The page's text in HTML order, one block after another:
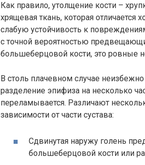
Как правило, утолщение кости –
хрящевая ткань, которая
слабую устойчивость к
с точной вероятностью
большеберцовой кости, это ровные
В столь плачевном случае
разделение эпифиза на несколько
переламывается. Различают
зависимости от части сустава:
Сдвинутая наружу голень
большеберцовой кости или